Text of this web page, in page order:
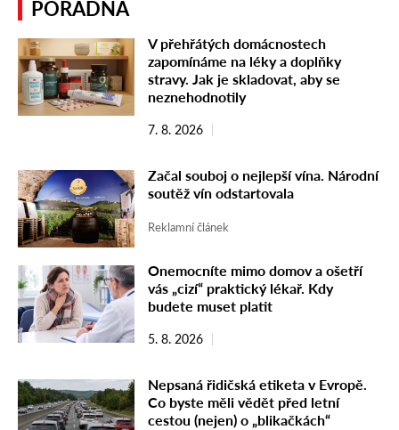
PORADNA
V přehřátých domácnostech
zapomínáme na léky a doplňky
stravy. Jak je skladovat, aby se
neznehodnotily
7. 8. 2026
Začal souboj o nejlepší vína. Národní
soutěž vín odstartovala
Reklamní článek
Onemocníte mimo domov a ošetří
vás „cizí“ praktický lékař. Kdy
budete muset platit
5. 8. 2026
Nepsaná řidičská etiketa v Evropě.
Co byste měli vědět před letní
cestou (nejen) o „blikačkách“